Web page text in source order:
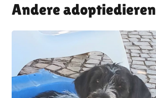
Andere adoptiedieren